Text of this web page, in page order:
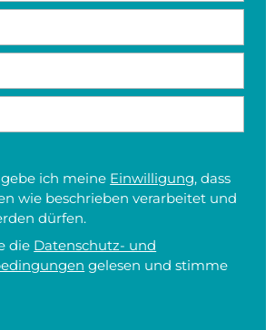
ich meine Einwilligung, dass
wie beschrieben verarbeitet und
dürfen.
die Datenschutz- und
gelesen und stimme